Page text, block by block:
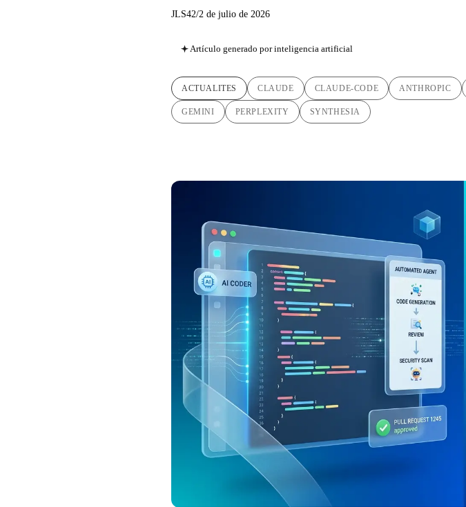
JLS42/2 de julio de 2026
Artículo generado por inteligencia artificial
ACTUALITES CLAUDE CLAUDE-CODE ANTHROPIC
GEMINI PERPLEXITY SYNTHESIA